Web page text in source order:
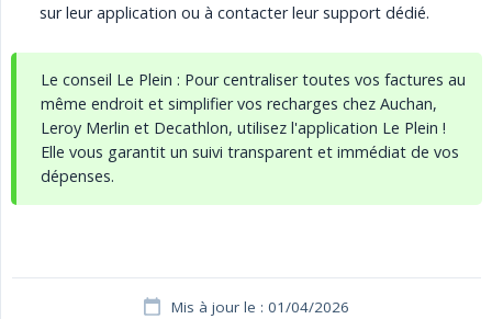
sur leur application ou à contacter leur support dédié.
Le conseil Le Plein : Pour centraliser toutes vos factures au
même endroit et simplifier vos recharges chez Auchan,
Leroy Merlin et Decathlon, utilisez l'application Le Plein !
Elle vous garantit un suivi transparent et immédiat de vos
dépenses.
Mis à jour le : 01/04/2026